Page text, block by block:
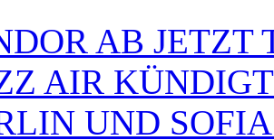
AB
AIR
UND